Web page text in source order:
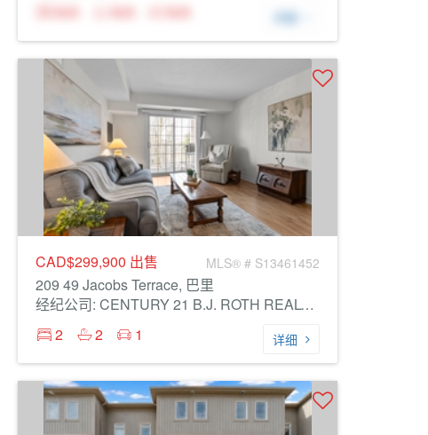
N/A
N/A N/A 详细
CAD$299,900 出售 MLS® # S13461452
209 49 Jacobs Terrace, 巴里
经纪公司: CENTURY 21 B.J. ROTH REALTY LTD.
2
2 1 详细